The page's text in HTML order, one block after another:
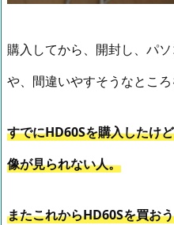
購入してから、開封し、パ
や、間違いやすそうなところ
すでにHD60Sを購入したけ
像が見られない人。
またこれからHD60Sを買お